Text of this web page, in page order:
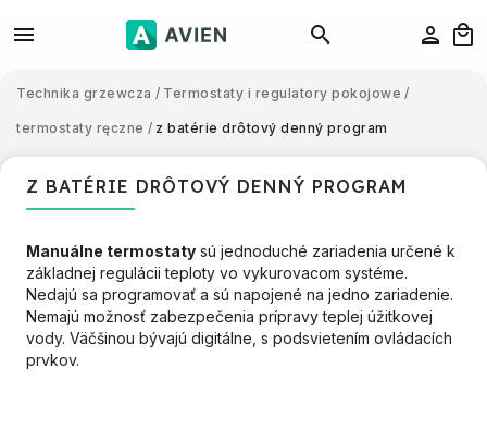
Technika grzewcza / Termostaty i regulatory pokojowe /
termostaty ręczne / z batérie drôtový denný program
Z BATÉRIE DRÔTOVÝ DENNÝ PROGRAM
Manuálne termostaty sú jednoduché zariadenia určené k
základnej regulácii teploty vo vykurovacom systéme.
Nedajú sa programovať a sú napojené na jedno zariadenie.
Nemajú možnosť zabezpečenia prípravy teplej úžitkovej
vody. Väčšinou bývajú digitálne, s podsvietením ovládacích
prvkov.